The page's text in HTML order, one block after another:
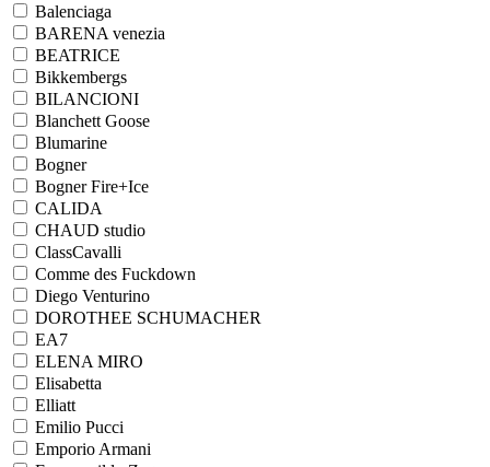
Balenciaga
BARENA venezia
BEATRICE
Bikkembergs
BILANCIONI
Blanchett Goose
Blumarine
Bogner
Bogner Fire+Ice
CALIDA
CHAUD studio
ClassCavalli
Comme des Fuckdown
Diego Venturino
DOROTHEE SCHUMACHER
EA7
ELENA MIRO
Elisabetta
Elliatt
Emilio Pucci
Emporio Armani